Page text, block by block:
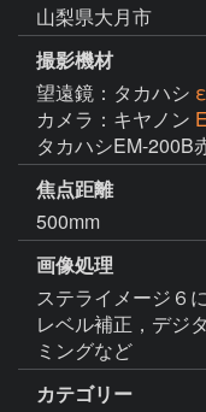
山梨県大月市
撮影機材
望遠鏡：タカハシ
カメラ：キヤノン
タカハシEM-200B
焦点距離
500mm
画像処理
ステライメージ６
レベル補正，デジ
ミングなど
カテゴリー